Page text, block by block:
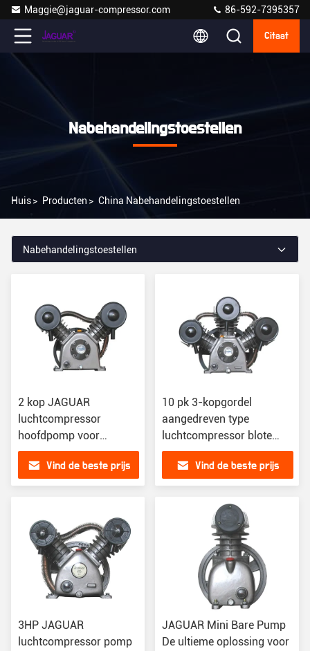
Maggie@jaguar-compressor.com 86-592-7395357
Citaat
Nabehandelingstoestellen
Huis> Producten > China Nabehandelingstoestellen
Nabehandelingstoestellen
2 kop JAGUAR
luchtcompressor
hoofdpomp voor
industrieel ontwerp
luchtverplaatsing
0,52m3/min
Vind de beste prijs
10 pk 3-kopgordel
aangedreven type
luchtcompressor blote
pomp voor industriële
toepassingen
Vind de beste prijs
3HP JAGUAR
luchtcompressor pomp
JAGUAR Mini Bare Pump
De ultieme oplossing voor